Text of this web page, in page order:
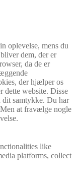
oplevelse, mens du
dem, der er
da de er
der hjælper os
dette website. Disse
samtykke. Du har
at fravælge nogle
like
platforms, collect